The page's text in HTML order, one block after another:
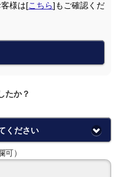
様は[こちら]もご確認くだ
たか？
ください
）